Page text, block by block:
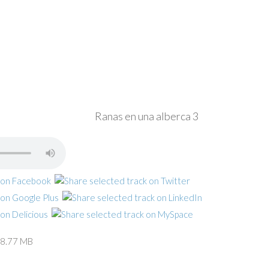
Ranas en una alberca 3
8.77 MB